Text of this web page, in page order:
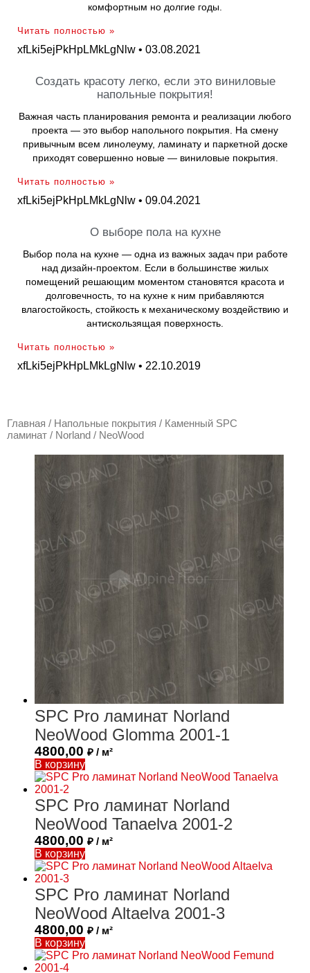
комфортным но долгие годы.
Читать полностью »
xfLki5ejPkHpLMkLgNlw 03.08.2021
Создать красоту легко, если это виниловые
напольные покрытия!
Важная часть планирования ремонта и реализации любого
проекта — это выбор напольного покрытия. На смену
привычным всем линолеуму, ламинату и паркетной доске
приходят совершенно новые — виниловые покрытия.
Читать полностью »
xfLki5ejPkHpLMkLgNlw 09.04.2021
О выборе пола на кухне
Выбор пола на кухне — одна из важных задач при работе
над дизайн-проектом. Если в большинстве жилых
помещений решающим моментом становятся красота и
долговечность, то на кухне к ним прибавляются
влагостойкость, стойкость к механическому воздействию и
антискользящая поверхность.
Читать полностью »
xfLki5ejPkHpLMkLgNlw 22.10.2019
Главная / Напольные покрытия / Каменный SPC
ламинат / Norland / NeoWood
SPC Pro ламинат Norland
NeoWood Glomma 2001-1
4800,00 ₽ / м²
В корзину
SPC Pro ламинат Norland
NeoWood Tanaelva 2001-2
4800,00 ₽ / м²
В корзину
SPC Pro ламинат Norland
NeoWood Altaelva 2001-3
4800,00 ₽ / м²
В корзину